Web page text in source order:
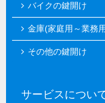
バイクの鍵開け
金庫(家庭用～業務用
その他の鍵開け
サービスについ